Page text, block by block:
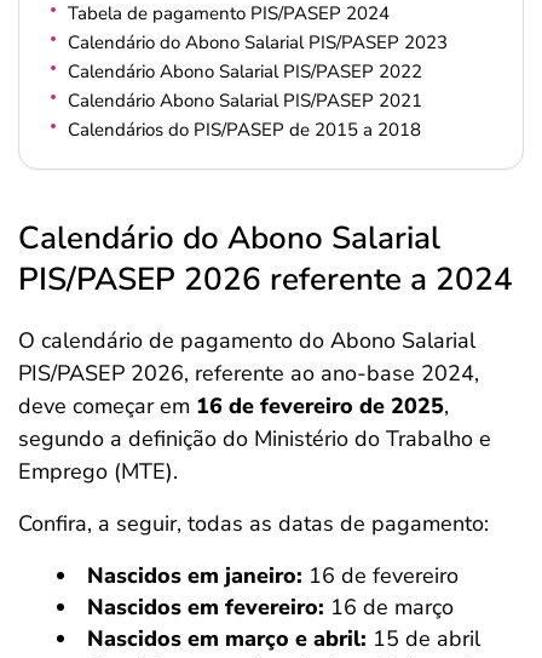
Tabela de pagamento PIS/PASEP 2024
Calendário do Abono Salarial PIS/PASEP 2023
Calendário Abono Salarial PIS/PASEP 2022
Calendário Abono Salarial PIS/PASEP 2021
Calendários do PIS/PASEP de 2015 a 2018
Calendário do Abono Salarial
PIS/PASEP 2026 referente a 2024
O calendário de pagamento do Abono Salarial
PIS/PASEP 2026, referente ao ano-base 2024,
deve começar em 16 de fevereiro de 2025,
segundo a definição do Ministério do Trabalho e
Emprego (MTE).
Confira, a seguir, todas as datas de pagamento:
Nascidos em janeiro: 16 de fevereiro
Nascidos em fevereiro: 16 de março
Nascidos em março e abril: 15 de abril